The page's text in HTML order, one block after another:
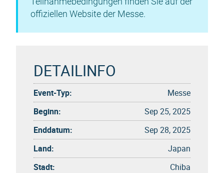
offiziellen Website der Messe.
DETAILINFO
Event-Typ:
Messe
Beginn:
Sep 25, 2025
Enddatum:
Sep 28, 2025
Land:
Japan
Stadt:
Chiba